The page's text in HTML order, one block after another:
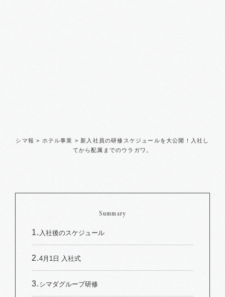
シマ報 > ホテル事業 > 新入社員の研修スケジュールを大公開！
入社し
てから配属までのウラガワ。
Summary
入社後のスケジュール
4月1日 入社式
シマダグループ研修